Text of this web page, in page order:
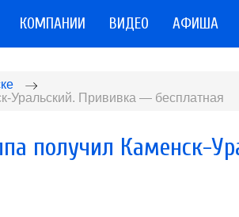
КОМПАНИИ ВИДЕО АФИША
Уральский. Прививка — бесплатная
получил Каменск-